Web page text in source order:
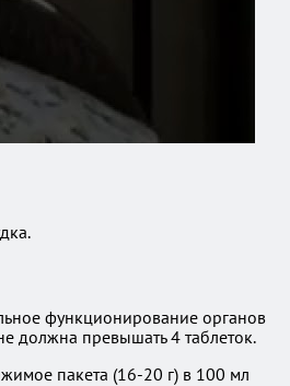
функционирование органов
должна превышать 4 таблеток.
пакета (16-20 г) в 100 мл